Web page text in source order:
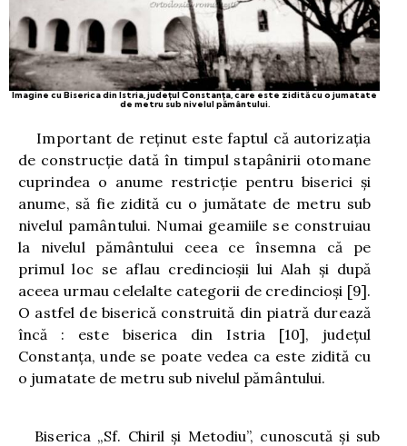
Imagine cu Biserica din Istria, judeţul Constanţa, care este zidită cu o jumatate
de metru sub nivelul pământului.
Important de reţinut este faptul că autorizaţia
de construcţie dată în timpul stapânirii otomane
cuprindea o anume restricţie pentru biserici şi
anume, să fie zidită cu o jumătate de metru sub
nivelul pamântului. Numai geamiile se construiau
la nivelul pământului ceea ce însemna că pe
primul loc se aflau credincioşii lui Alah şi după
aceea urmau celelalte categorii de credincioşi [9].
O astfel de biserică construită din piatră durează
încă : este biserica din Istria [10], judeţul
Constanţa, unde se poate vedea ca este zidită cu
o jumatate de metru sub nivelul pământului.
Biserica „Sf. Chiril şi Metodiu”, cunoscută şi sub